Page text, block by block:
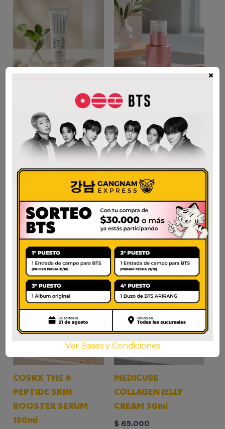
DR. ALTHEA 345
RELIEF CREAM 50ml
105.000
AÑADIR AL CARRITO
MEDICUBE PDRN
PINK COLLAGEN
EXOSOME SHOT
65.000
COSRX THE 6
PEPTIDE SKIN
BOOSTER SERUM
150ml
MEDICUBE
COLLAGEN JELLY
CREAM 50ml
$65.000
Ver Bases y Condiciones
×